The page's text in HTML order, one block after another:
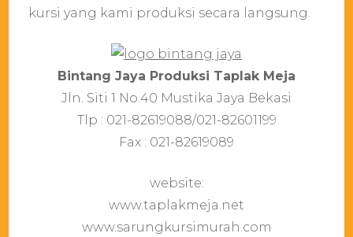
kursi yang kami produksi secara langsung.
Bintang Jaya Produksi Taplak Meja
Jln. Siti 1 No.40 Mustika Jaya Bekasi
Tlр : 021-82619088/021-82601199
Fax : 021-82619089
website:
www.taplakmeja.net
www.sarungkursimurah.com